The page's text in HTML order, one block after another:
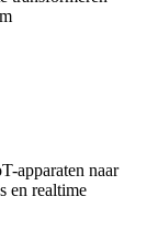
apparaten naar
en realtime